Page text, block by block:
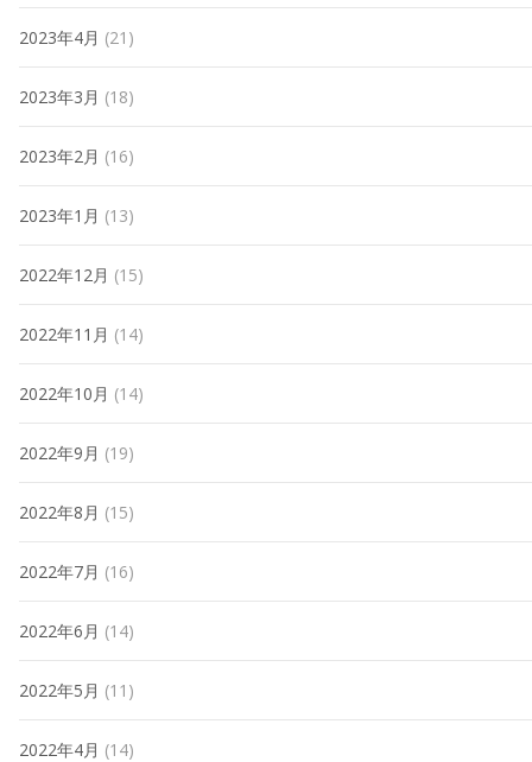
2023年4月 (21)
2023年3月 (18)
2023年2月 (16)
2023年1月 (13)
2022年12月 (15)
2022年11月 (14)
2022年10月 (14)
2022年9月 (19)
2022年8月 (15)
2022年7月 (16)
2022年6月 (14)
2022年5月 (11)
2022年4月 (14)